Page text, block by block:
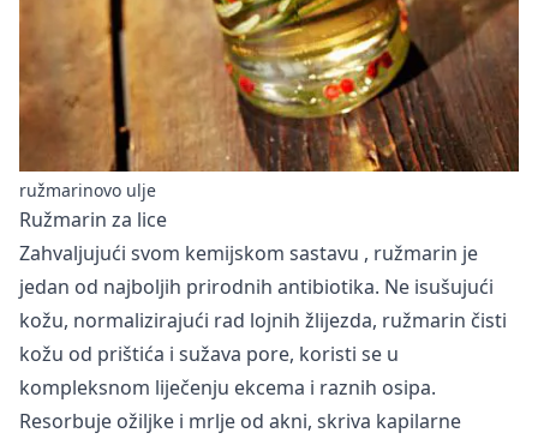
ružmarinovo ulje
Ružmarin za lice
Zahvaljujući svom kemijskom sastavu , ružmarin je
jedan od najboljih prirodnih antibiotika. Ne isušujući
kožu, normalizirajući rad lojnih žlijezda, ružmarin čisti
kožu od prištića i sužava pore, koristi se u
kompleksnom liječenju ekcema i raznih osipa.
Resorbuje ožiljke i mrlje od akni, skriva kapilarne